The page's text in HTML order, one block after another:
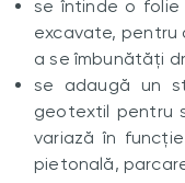
se întinde o
excavate, pentru
a se îmbunătăți
se adaugă un
geotextil pentru
variază în
pietonală,